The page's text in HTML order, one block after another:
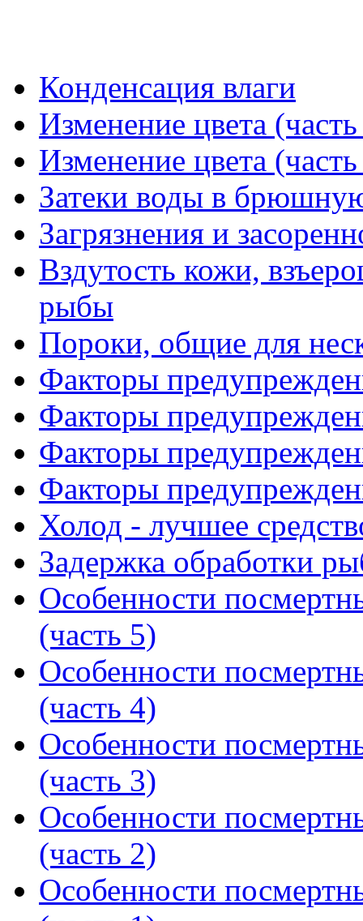
Конденсация влаги
Изменение цвета
Изменение цвета
Затеки воды в
Загрязнения и
Вздутость кожи,
рыбы
Пороки, общие для
Факторы
Факторы
Факторы
Факторы
Холод - лучшее
Задержка обработки
Особенности
(часть 5)
Особенности
(часть 4)
Особенности
(часть 3)
Особенности
(часть 2)
Особенности